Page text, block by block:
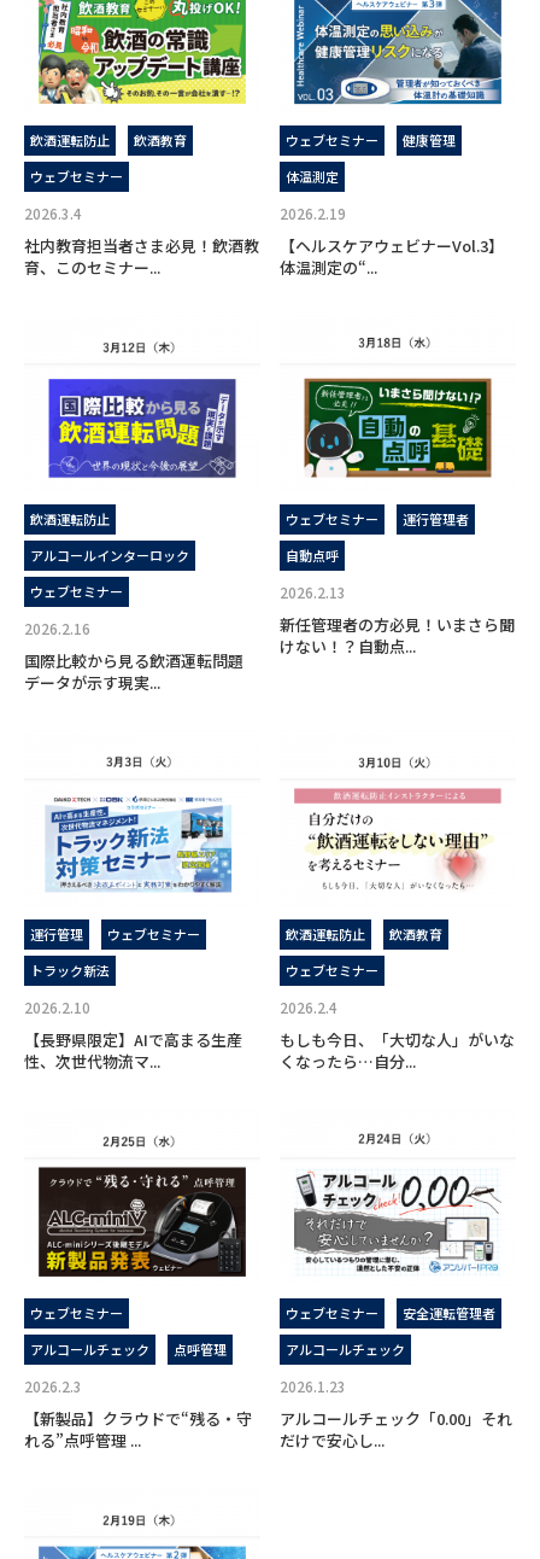
飲酒運転防止
飲酒教育
ウェブセミナー
2026.3.4
社内教育担当者さま必見！飲酒教
育、このセミナー...
ウェブセミナー
健康管理
体温測定
2026.2.19
【ヘルスケアウェビナーVol.3】
体温測定の“...
飲酒運転防止
アルコールインターロック
ウェブセミナー
2026.2.16
国際比較から見る飲酒運転問題
データが示す現実...
ウェブセミナー
運行管理者
自動点呼
2026.2.13
新任管理者の方必見！いまさら聞
けない！？自動点...
運行管理
ウェブセミナー
トラック新法
2026.2.10
【長野県限定】AIで高まる生産
性、次世代物流マ...
飲酒運転防止
飲酒教育
ウェブセミナー
2026.2.4
もしも今日、「大切な人」がいな
くなったら…自分...
ウェブセミナー
アルコールチェック
点呼管理
2026.2.3
【新製品】クラウドで“残る・守
れる”点呼管理 ...
ウェブセミナー
安全運転管理者
アルコールチェック
2026.1.23
アルコールチェック「0.00」それ
だけで安心し...